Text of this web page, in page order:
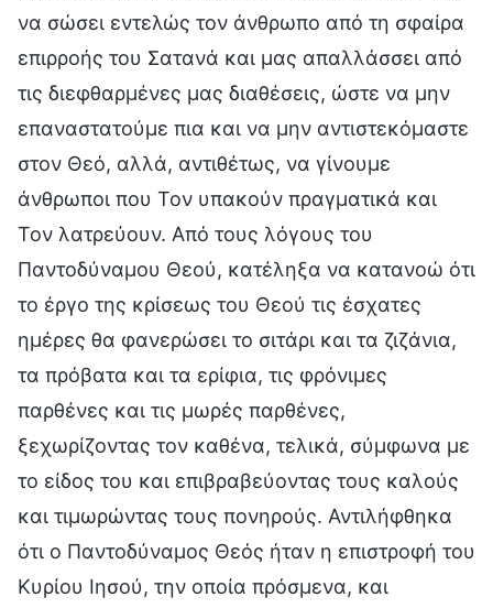
να σώσει εντελώς τον άνθρωπο από τη σφαίρα
επιρροής του Σατανά και μας απαλλάσσει από
τις διεφθαρμένες μας διαθέσεις, ώστε να μην
επαναστατούμε πια και να μην αντιστεκόμαστε
στον Θεό, αλλά, αντιθέτως, να γίνουμε
άνθρωποι που Τον υπακούν πραγματικά και
Τον λατρεύουν. Από τους λόγους του
Παντοδύναμου Θεού, κατέληξα να κατανοώ ότι
το έργο της κρίσεως του Θεού τις έσχατες
ημέρες θα φανερώσει το σιτάρι και τα ζιζάνια,
τα πρόβατα και τα ερίφια, τις φρόνιμες
παρθένες και τις μωρές παρθένες,
ξεχωρίζοντας τον καθένα, τελικά, σύμφωνα με
το είδος του και επιβραβεύοντας τους καλούς
και τιμωρώντας τους πονηρούς. Αντιλήφθηκα
ότι ο Παντοδύναμος Θεός ήταν η επιστροφή του
Κυρίου Ιησού, την οποία πρόσμενα, και